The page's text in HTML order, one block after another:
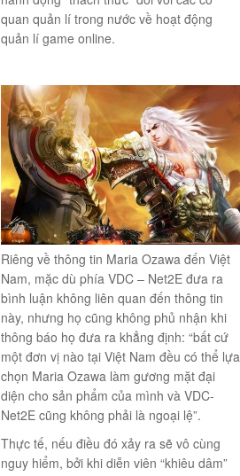
quan quản lí trong nước về hoạt động
quản lí game online.
Riêng về thông tin Maria Ozawa đến Việt
Nam, mặc dù phía VDC – Net2E đưa ra
bình luận không liên quan đến thông tin
này, nhưng họ cũng không phủ nhận khi
thông báo họ đưa ra khẳng định: “bất cứ
một đơn vị nào tại Việt Nam đều có thể lựa
chọn Maria Ozawa làm gương mặt đại
diện cho sản phẩm của mình và VDC-
Net2E cũng không phải là ngoại lệ”.
Thực tế, nếu điều đó xảy ra sẽ vô cùng
nguy hiểm, bởi khi diễn viên “khiêu dâm”